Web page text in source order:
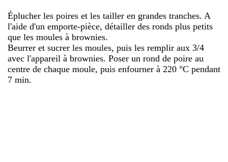
Éplucher les poires et les tailler en grandes tranches. A
l'aide d'un emporte-pièce, détailler des ronds plus petits
que les moules à brownies.
Beurrer et sucrer les moules, puis les remplir aux 3/4
avec l'appareil à brownies. Poser un rond de poire au
centre de chaque moule, puis enfourner à 220 °C pendant
7 min.